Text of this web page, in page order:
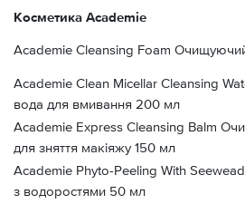
Косметика Academie
Academie Cleansing Foam
Academie Clean Micellar Cleansing
вода для вмивання 200 мл
Academie Express Cleansing Balm
для зняття макіяжу 150 мл
Academie Phyto-Peeling With Seewead
з водоростями 50 мл